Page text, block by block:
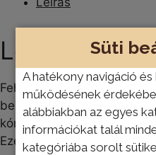
Süti
A hatékony navigáció
működésének
alábbiakban az egyes
információkat talál
kategóriába sorolt
Leírás
Fehér teleszkópos
belső csavaros
kónusszal
Ezek is érdekelhetik